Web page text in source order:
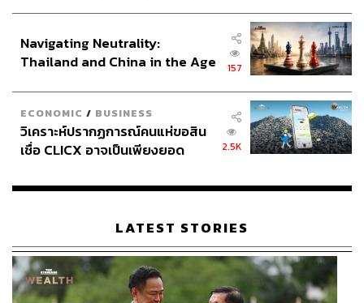
นโยบายปฏิรูปกองทัพ
ABOUT THE AUTHOR
อนาลโย กอสกุล
นักสังเกตการณ์การทหารอิสระ
Navigating Neutrality:
Thailand and China in the Age
157
ECONOMIC / BUSINESS
วิเคราะห์ปรากฏการณ์คนแห่ขอสิน
เชื่อ CLICX อาจเป็นเพียงยอด
เรือนไทยที่ถูกซุกไว้
2.5K
LATEST STORIES